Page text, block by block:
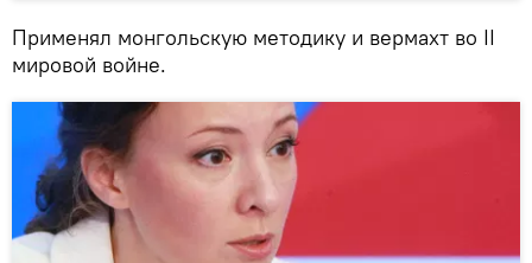
Применял монгольскую методику и вермахт во II
мировой войне.